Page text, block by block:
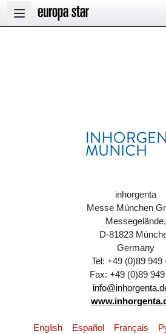
Open main menu
inhorgenta
Messe München
Messegelände,
D-81823
Germany
Tel: +49 (0)89 949
Fax: +49 (0)89
English Español Français